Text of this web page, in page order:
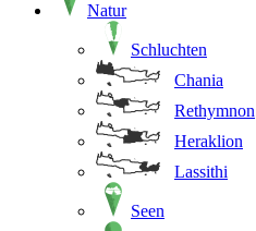
Natur
Schluchten
Chania
Rethymnon
Heraklion
Lassithi
Seen